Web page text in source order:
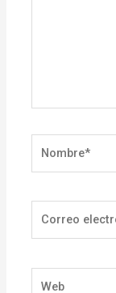
electrónico*